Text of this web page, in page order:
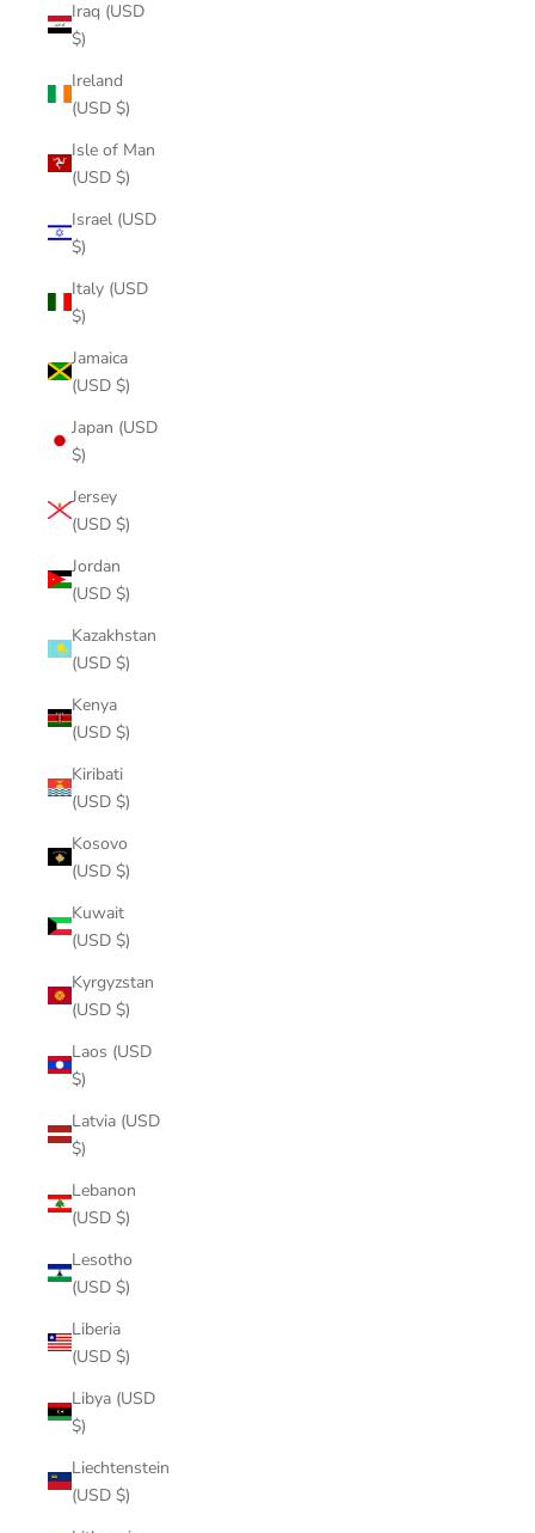
Iraq (USD
$)
Ireland
(USD $)
Isle of Man
(USD $)
Israel (USD
$)
Italy (USD
$)
Jamaica
(USD $)
Japan (USD
$)
Jersey
(USD $)
Jordan
(USD $)
Kazakhstan
(USD $)
Kenya
(USD $)
Kiribati
(USD $)
Kosovo
(USD $)
Kuwait
(USD $)
Kyrgyzstan
(USD $)
Laos (USD
$)
Latvia (USD
$)
Lebanon
(USD $)
Lesotho
(USD $)
Liberia
(USD $)
Libya (USD
$)
Liechtenstein
(USD $)